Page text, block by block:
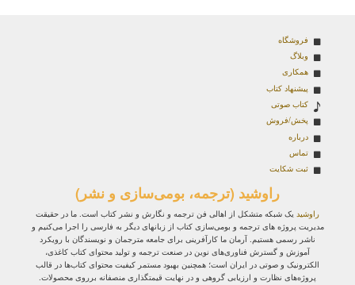
فروشگاه
وبلاگ
همکاری
پیشنهاد کتاب
کتاب صوتی
پخش/فروش
درباره
تماس
ثبت شکایت
راوشید (ترجمه، بومی‌سازی و نشر)
راوشید یک شبکه متشکل از اهالی فن ترجمه و نگارش و نشر کتاب است. ما در حقیقت
مدیریت پروژه‌ های ترجمه و بومی‌سازی کتاب از زبانهای دیگر به فارسی را اجرا می‌کنیم و
ناشر رسمی هستیم. آرمان ما کارآفرینی برای جامعه مترجمان و نویسندگان با رویکرد
آموزش و گسترش فناوری‌های نوین در صنعت ترجمه و تولید محتوای کتاب کاغذی،
الکترونیک و صوتی در ایران است؛ همچنین بهبود مستمر کیفیت محتوای کتاب‌ها در قالب
پروژه‌های نظارت و ارزیابی گروهی و در نهایت قیمتگذاری منصفانه برروی محصولات.